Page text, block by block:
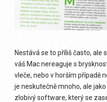
Nestává se to příliš často, ale
váš Mac nereaguje s
vleče, nebo v horším případě
je neskutečně mnoho, ale
zlobivý software, který se